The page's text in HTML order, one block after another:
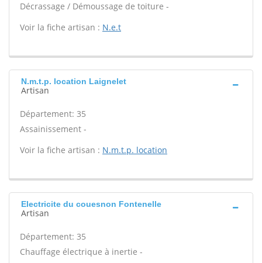
Décrassage / Démoussage de toiture -
Voir la fiche artisan : N.e.t
N.m.t.p. location Laignelet
Artisan
Département: 35
Assainissement -
Voir la fiche artisan : N.m.t.p. location
Electricite du couesnon Fontenelle
Artisan
Département: 35
Chauffage électrique à inertie -